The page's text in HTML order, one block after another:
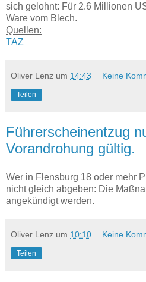
sich gelohnt: Für 2.6 Millionen
Ware vom Blech.
Quellen:
TAZ
Oliver Lenz um 14:43 Keine
Teilen
Führerscheinentzug
Vorandrohung gültig.
Wer in Flensburg 18 oder mehr
nicht gleich abgeben: Die
angekündigt werden.
Oliver Lenz um 10:10 Keine
Teilen